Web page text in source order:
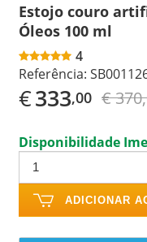
Estojo couro
Óleos 100 ml
4
Referência:
€333,00 €
Disponibilidade
ADICIONAR